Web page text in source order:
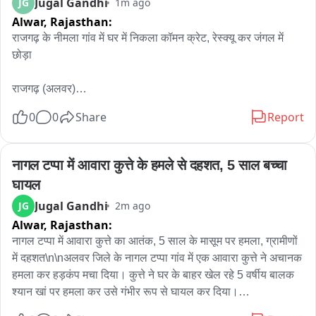
1m ago
Alwar, Rajasthan:
राजगढ़ के नीमला गांव में घर में निकला कॉमन क्रेट, रेस्क्यू कर जंगल में
छोड़ा
राजगढ़ (अलवर)
राजगढ़ के समीपवर्ती ग्राम नीमला में शुक्रवार सुबह एक मकान में रखे ईंधन
घबराए परिजनों ने तुरंत सर्प रेस्क्यू टीम को सूचना दी。
सूचना मिलते ही रेस्क्यू टीम के सदस्य सोनू मौके पर पहुंचे और करीब चार
फुट लंबे इस खतरनाक सांप को सावधानीपूर्वक पकड़कर सुरक्षित रेस्क्यू
किया। बाद में सांप को जंगल में छोड़ दिया गया।
रेस्क्यू टीम के सोनू ने बताया कि कॉमन क्रेट भारत के सबसे विषैले सांपों में
शामिल है और इसे “साइलेंट किलर” भी कहा जाता है, क्योंकि यह अक्सर रात
में सो रहे व्यक्ति को काटता है।
0 0 Share Report
नागल टप्पा में आवारा कुत्ते के हमले से दहशत, 5 साल बच्चा
घायल
JG Jugal Gandhi 2m ago
Alwar, Rajasthan:
नागल टप्पा में आवारा कुत्ते का आतंक, 5 साल के मासूम पर हमला, ग्रामीणों
में दहशत\n\nअलवर जिले के नागल टप्पा गांव में एक आवारा कुत्ते ने अचानक
हमला कर हड़कंप मचा दिया। कुत्ते ने घर के बाहर खेल रहे 5 वर्षीय बालक
श्यान खां पर हमला कर उसे गंभीर रूप से घायल कर दिया।